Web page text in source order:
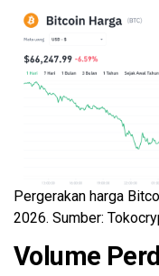
Pergerakan harga
2026. Sumber:
Volume